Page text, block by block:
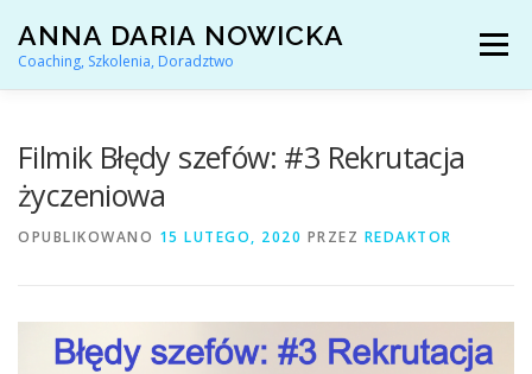
treści
ANNA DARIA NOWICKA
Coaching, Szkolenia, Doradztwo
Menu
Filmik Błędy szefów: #3 Rekrutacja
życzeniowa
OPUBLIKOWANO 15 LUTEGO, 2020 PRZEZ REDAKTOR